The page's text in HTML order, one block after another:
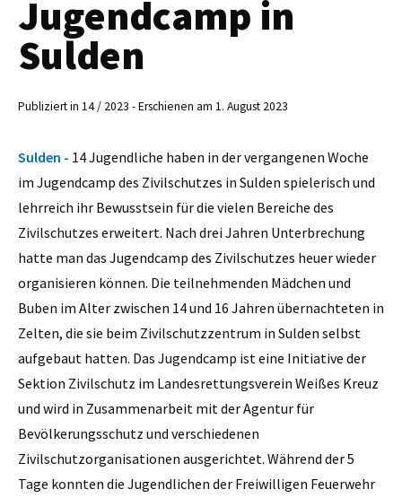
Jugendcamp in
Sulden
Publiziert in 14 / 2023 - Erschienen am 1. August 2023
Sulden - 14 Jugendliche haben in der vergangenen Woche
im Jugendcamp des Zivilschutzes in Sulden spielerisch und
lehrreich ihr Bewusstsein für die vielen Bereiche des
Zivilschutzes erweitert. Nach drei Jahren Unterbrechung
hatte man das Jugendcamp des Zivilschutzes heuer wieder
organisieren können. Die teilnehmenden Mädchen und
Buben im Alter zwischen 14 und 16 Jahren übernachteten in
Zelten, die sie beim Zivilschutzzentrum in Sulden selbst
aufgebaut hatten. Das Jugendcamp ist eine Initiative der
Sektion Zivilschutz im Landesrettungsverein Weißes Kreuz
und wird in Zusammenarbeit mit der Agentur für
Bevölkerungsschutz und verschiedenen
Zivilschutzorganisationen ausgerichtet. Während der 5
Tage konnten die Jugendlichen der Freiwilligen Feuerwehr